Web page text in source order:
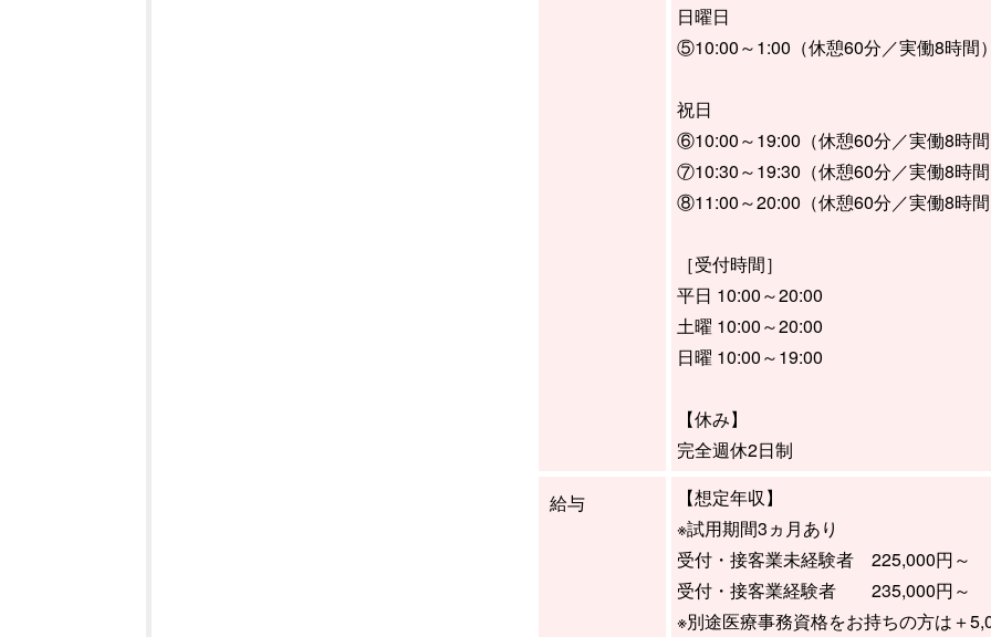
日曜日
⑤10:00～1:00（休憩60分／実働8時間）
祝日
⑥10:00～19:00（休憩60分／実働8時間
⑦10:30～19:30（休憩60分／実働8時間
⑧11:00～20:00（休憩60分／実働8時間
［受付時間］
平日 10:00～20:00
土曜 10:00～20:00
日曜 10:00～19:00
【休み】
完全週休2日制
給与
【想定年収】
※試用期間3ヵ月あり
受付・接客業未経験者 225,000円～
受付・接客業経験者 235,000円～
※別途医療事務資格をお持ちの方は＋